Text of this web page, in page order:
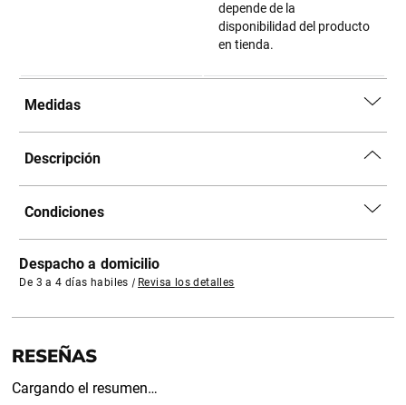
depende de la
disponibilidad del producto
en tienda.
Medidas
Descripción
Condiciones
Despacho a domicilio
De 3 a 4 días habiles | Revisa los detalles
Cargando el resumen…